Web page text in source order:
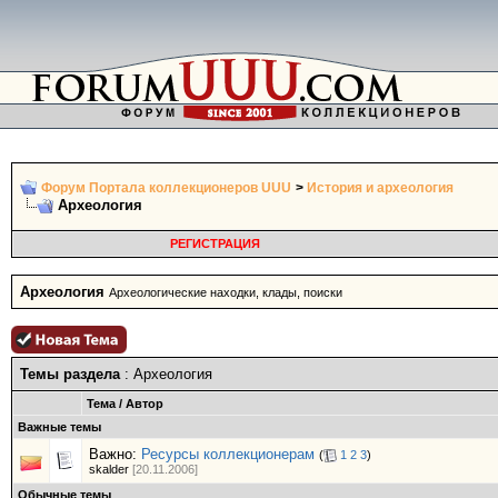
Форум Портала коллекционеров UUU > История и археология
Археология
РЕГИСТРАЦИЯ
Археология Археологические находки, клады, поиски
Темы раздела: Археология
Тема / Автор
Важные темы
Важно: Ресурсы коллекционерам ( 1 2 3)
skalder [20.11.2006]
Обычные темы